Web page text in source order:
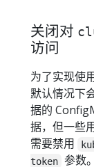
关闭对
访问
为了实现使
默认情况下
据的
据，但一些
需要禁用
token 参数